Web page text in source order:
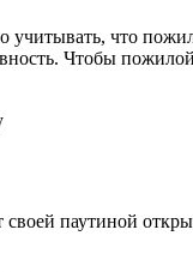
учитывать, что
Чтобы
паутиной